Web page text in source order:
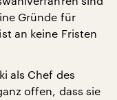
Gründe für
an keine Fristen
als Chef des
offen, dass sie